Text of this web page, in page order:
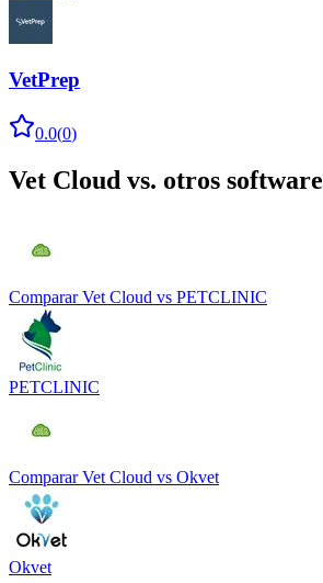
VetPrep
0.0(0)
Vet Cloud vs. otros software
Comparar Vet Cloud vs PETCLINIC
PETCLINIC
Comparar Vet Cloud vs Okvet
Okvet